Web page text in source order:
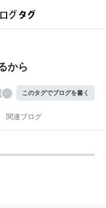
から
このタグでブログを書く
関連ブログ